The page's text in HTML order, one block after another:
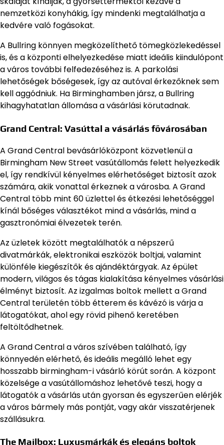
nemzetközi konyhákig, így mindenki megtalálhatja a
kedvére való fogásokat.
A Bullring könnyen megközelíthető tömegközlekedéssel
is, és a központi elhelyezkedése miatt ideális kiindulópont
a város további felfedezéséhez is. A parkolási
lehetőségek bőségesek, így az autóval érkezőknek sem
kell aggódniuk. Ha Birminghamben jársz, a Bullring
kihagyhatatlan állomása a vásárlási körutadnak.
Grand Central: Vasúttal a vásárlás fővárosában
A Grand Central bevásárlóközpont közvetlenül a
Birmingham New Street vasútállomás felett helyezkedik
el, így rendkívül kényelmes elérhetőséget biztosít azok
számára, akik vonattal érkeznek a városba. A Grand
Central több mint 60 üzlettel és étkezési lehetőséggel
kínál bőséges választékot mind a vásárlás, mind a
gasztronómiai élvezetek terén.
Az üzletek között megtalálhatók a népszerű
divatmárkák, elektronikai eszközök boltjai, valamint
különféle kiegészítők és ajándéktárgyak. Az épület
modern, világos és tágas kialakítása kényelmes vásárlási
élményt biztosít. Az izgalmas boltok mellett a Grand
Central területén több étterem és kávézó is várja a
látogatókat, ahol egy rövid pihenő keretében
feltöltődhetnek.
A Grand Central a város szívében található, így
könnyedén elérhető, és ideális megálló lehet egy
hosszabb birmingham-i vásárló körút során. A központ
közelsége a vasútállomáshoz lehetővé teszi, hogy a
látogatók a vásárlás után gyorsan és egyszerűen elérjék
a város bármely más pontját, vagy akár visszatérjenek
szállásukra.
The Mailbox: Luxusmárkák és elegáns boltok